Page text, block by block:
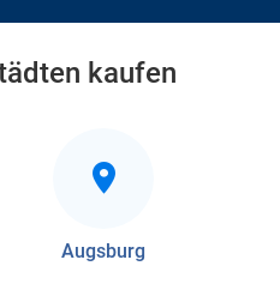
kaufen
Augsburg